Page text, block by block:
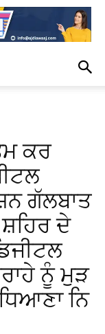
ਕਰ
ਗੱਲਬਾਤ
ਦੇ
ਨੂੰ ਮੁੜ
ਨਿ